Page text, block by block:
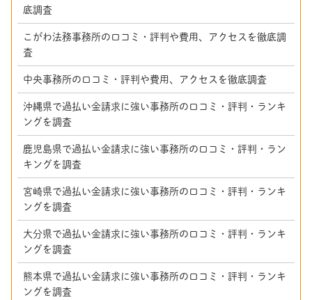
底調査
こがわ法務事務所の口コミ・評判や費用、アクセスを徹底調
査
中央事務所の口コミ・評判や費用、アクセスを徹底調査
沖縄県で過払い金請求に強い事務所の口コミ・評判・ランキ
ングを調査
鹿児島県で過払い金請求に強い事務所の口コミ・評判・ラン
キングを調査
宮崎県で過払い金請求に強い事務所の口コミ・評判・ランキ
ングを調査
大分県で過払い金請求に強い事務所の口コミ・評判・ランキ
ングを調査
熊本県で過払い金請求に強い事務所の口コミ・評判・ランキ
ングを調査